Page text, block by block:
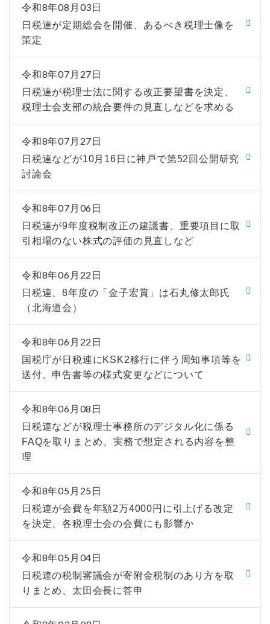
令和8年08月03日
日税連が定期総会を開催、あるべき税理士像を
策定
令和8年07月27日
日税連が税理士法に関する改正要望書を決定、
税理士会支部の統合要件の見直しなどを求める
令和8年07月27日
日税連などが10月16日に神戸で第52回公開研究
討論会
令和8年07月06日
日税連が9年度税制改正の建議書、重要項目に取
引相場のない株式の評価の見直しなど
令和8年06月22日
日税連、8年度の「金子宏賞」は石丸修太郎氏
（北海道会）
令和8年06月22日
国税庁が日税連にKSK2移行に伴う周知事項等を
送付、申告書等の様式変更などについて
令和8年06月08日
日税連などが税理士事務所のデジタル化に係る
FAQを取りまとめ、実務で想定される内容を整
理
令和8年05月25日
日税連が会費を年額2万4000円に引上げる改定
を決定、各税理士会の会費にも影響か
令和8年05月04日
日税連の税制審議会が寄附金税制のあり方を取
りまとめ、太田会長に答申